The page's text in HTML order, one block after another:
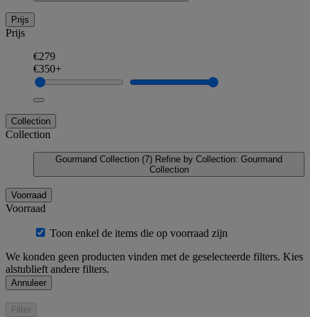
Prijs
Prijs
€279
€350+
Collection
Collection
Gourmand Collection (7) Refine by Collection: Gourmand
Collection
Voorraad
Voorraad
Toon enkel de items die op voorraad zijn
We konden geen producten vinden met de geselecteerde filters. Kies
alstublieft andere filters.
Annuleer
Filter